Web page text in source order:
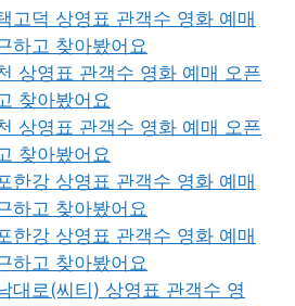
고덕 상영표 관객수 영화 예매
하고 찾아봤어요
상영표 관객수 영화 예매 오픈
찾아봤어요
상영표 관객수 영화 예매 오픈
찾아봤어요
한강 상영표 관객수 영화 예매
하고 찾아봤어요
한강 상영표 관객수 영화 예매
하고 찾아봤어요
대로(씨티) 상영표 관객수 영